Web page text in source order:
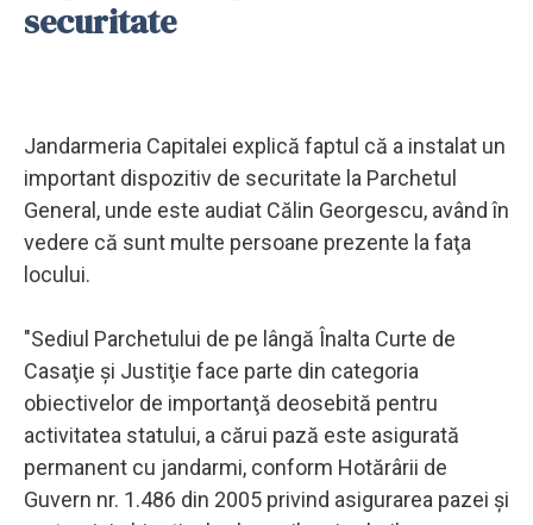
securitate
Jandarmeria Capitalei explică faptul că a instalat un
important dispozitiv de securitate la Parchetul
General, unde este audiat Călin Georgescu, având în
vedere că sunt multe persoane prezente la faţa
locului.
"Sediul Parchetului de pe lângă Înalta Curte de
Casaţie şi Justiţie face parte din categoria
obiectivelor de importanţă deosebită pentru
activitatea statului, a cărui pază este asigurată
permanent cu jandarmi, conform Hotărârii de
Guvern nr. 1.486 din 2005 privind asigurarea pazei şi